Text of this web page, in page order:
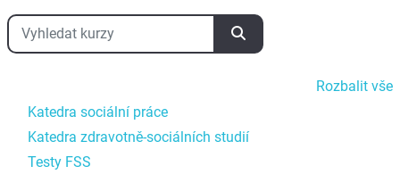
Vyhledat kurzy
Vyhledat kurzy
Rozbalit vše
Katedra sociální práce
Katedra zdravotně-sociálních studií
Testy FSS